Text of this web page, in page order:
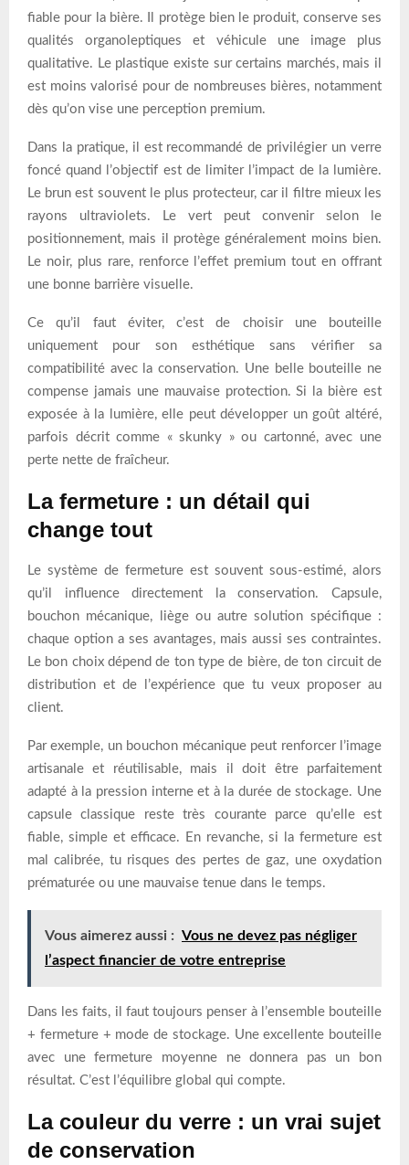
fiable pour la bière. Il protège bien le produit, conserve ses
qualités organoleptiques et véhicule une image plus
qualitative. Le plastique existe sur certains marchés, mais il
est moins valorisé pour de nombreuses bières, notamment
dès qu’on vise une perception premium.
Dans la pratique, il est recommandé de privilégier un verre
foncé quand l’objectif est de limiter l’impact de la lumière.
Le brun est souvent le plus protecteur, car il filtre mieux les
rayons ultraviolets. Le vert peut convenir selon le
positionnement, mais il protège généralement moins bien.
Le noir, plus rare, renforce l’effet premium tout en offrant
une bonne barrière visuelle.
Ce qu’il faut éviter, c’est de choisir une bouteille
uniquement pour son esthétique sans vérifier sa
compatibilité avec la conservation. Une belle bouteille ne
compense jamais une mauvaise protection. Si la bière est
exposée à la lumière, elle peut développer un goût altéré,
parfois décrit comme « skunky » ou cartonné, avec une
perte nette de fraîcheur.
La fermeture : un détail qui
change tout
Le système de fermeture est souvent sous-estimé, alors
qu’il influence directement la conservation. Capsule,
bouchon mécanique, liège ou autre solution spécifique :
chaque option a ses avantages, mais aussi ses contraintes.
Le bon choix dépend de ton type de bière, de ton circuit de
distribution et de l’expérience que tu veux proposer au
client.
Par exemple, un bouchon mécanique peut renforcer l’image
artisanale et réutilisable, mais il doit être parfaitement
adapté à la pression interne et à la durée de stockage. Une
capsule classique reste très courante parce qu’elle est
fiable, simple et efficace. En revanche, si la fermeture est
mal calibrée, tu risques des pertes de gaz, une oxydation
prématurée ou une mauvaise tenue dans le temps.
Vous aimerez aussi : Vous ne devez pas négliger
l’aspect financier de votre entreprise
Dans les faits, il faut toujours penser à l’ensemble bouteille
+ fermeture + mode de stockage. Une excellente bouteille
avec une fermeture moyenne ne donnera pas un bon
résultat. C’est l’équilibre global qui compte.
La couleur du verre : un vrai sujet
de conservation